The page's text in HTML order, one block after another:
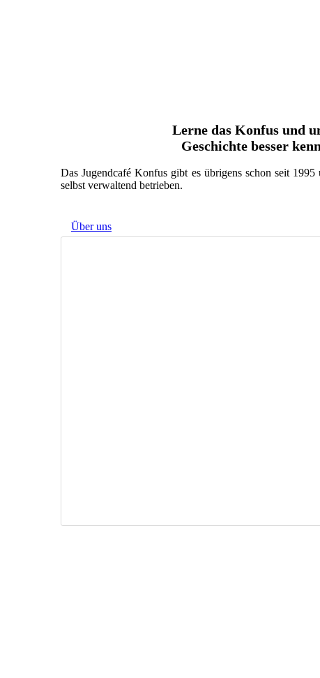
Lerne das Konfus und
Geschichte besser
Das Jugendcafé Konfus gibt es übrigens schon seit
selbst verwaltend betrieben.
Über uns